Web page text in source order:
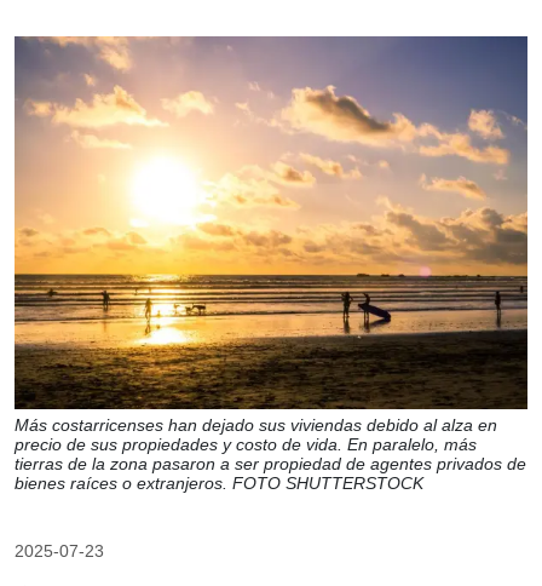
Más costarricenses han dejado sus viviendas debido al alza en
precio de sus propiedades y costo de vida. En paralelo, más
tierras de la zona pasaron a ser propiedad de agentes privados de
bienes raíces o extranjeros. FOTO SHUTTERSTOCK
2025-07-23